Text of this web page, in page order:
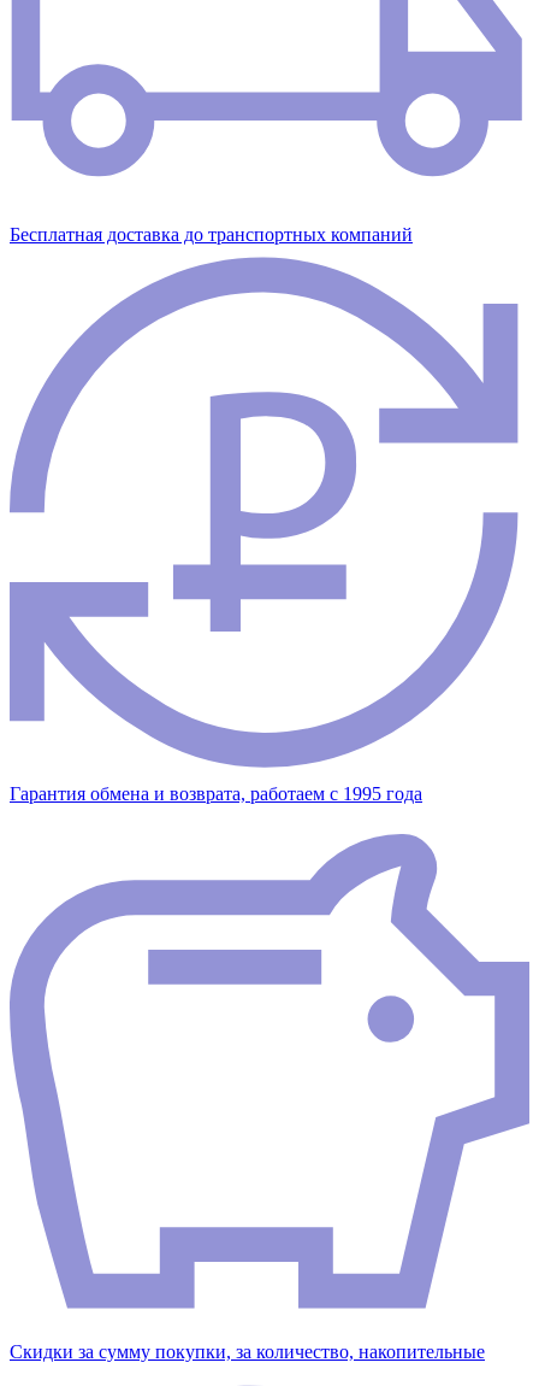
Бесплатная доставка до транспортных компаний
Гарантия обмена и возврата, работаем с 1995 года
Скидки за сумму покупки, за количество, накопительные